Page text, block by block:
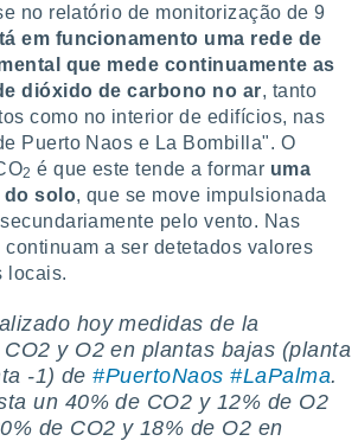
no relatório de monitorização de 9
em funcionamento uma rede de
que mede continuamente as
dióxido de carbono no ar, tanto
como no interior de edifícios, nas
Puerto Naos e La Bombilla". O
2 é que este tende a formar uma
do solo, que se move impulsionada
pelo vento. Nas
continuam a ser detetados valores
locais.
hoy medidas de la
y O2 en plantas bajas (planta
-1) de#PuertoNaos #LaPalma.
un 40% de CO2 y 12% de O2
de CO2 y 18% de O2 en